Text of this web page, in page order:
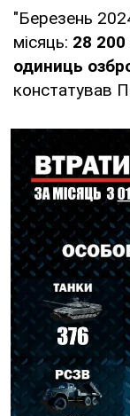
"Березень
місяць: 28 200
одиниць
констатував